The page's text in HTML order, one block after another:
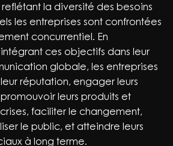
la diversité des besoins
les entreprises sont confrontées
concurrentiel. En
ces objectifs dans leur
globale, les entreprises
réputation, engager leurs
leurs produits et
faciliter le changement,
le public, et atteindre leurs
à long terme.